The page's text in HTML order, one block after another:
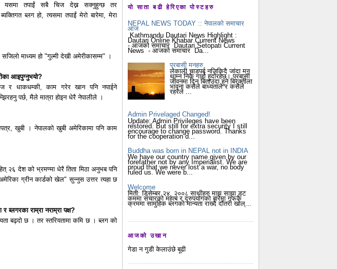
तपाईं सबै चिज देख्न सक्नुहुन्छ तर
ब्लग हो, त्यसमा तपाईं मेरो बारेमा, मेरा
माध्यम हो "गुल्मी देखी अमेरीकासम्म" ।
आइपुग्नुभयो?
र धाकधम्की, काम गरेर खान पनि नपाईने
पर्छ, मैले मात्रा होइन धेरै नेपालीले ।
खुबी । नेपालको खुबी अमेरिकामा पनि काम
२६ देश को भ्रमण्मा धेरै तिता मिठा अनुभब पनि
ग्रीन कार्डको खेल" सुन्नुस उत्तर त्यहा छ
ब्लगरका राम्रा नराम्रा पक्ष?
बढ्दो छ । तर स्तरियतामा कमि छ । ब्लग को
यो साता बढी हेरिएका पोस्टहरु
NEPAL NEWS TODAY :: नेपालको समाचार
आज
Kathmandu Dautari News Highlight :
Dautari Online Khabar Current News
- आजको समाचार Dautari Setopati Current
News - आजको समाचार Da...
प्रबासी मनहरु
लेकाली चाडपर्ब नजिकिदै जांदा मन
थाम्न निकै गार्हो हुदोंरहेछ। प्रबासी
जीवनमा दिन बिताउदा हुने बिरक्तीला
भावना कसैले बाध्यताले र कसैले
रहरैले ...
Admin Privelaged Changed!
Update: Admin Privileges have been
restored. But still for extra security I still
encourage to change password. Thanks
for the cooperation d...
Buddha was born in NEPAL not in INDIA
We have our country name given by our
forefather not by any Imperialist. We are
proud that we never lost a war, no body
ruled us. We were b...
Welcome
मिती: डिसेम्बर २४, २००८ साथीहरु माझ साझा डट
कममा संचारको महत्ब र दुरुपयोगको बारेमा गफकै
क्रममा सामुहिक ब्लगको मान्यता राख्दै दौंतरी खोल्...
आजको उखान
गेडा न गुडी केलाउंछे बूढी